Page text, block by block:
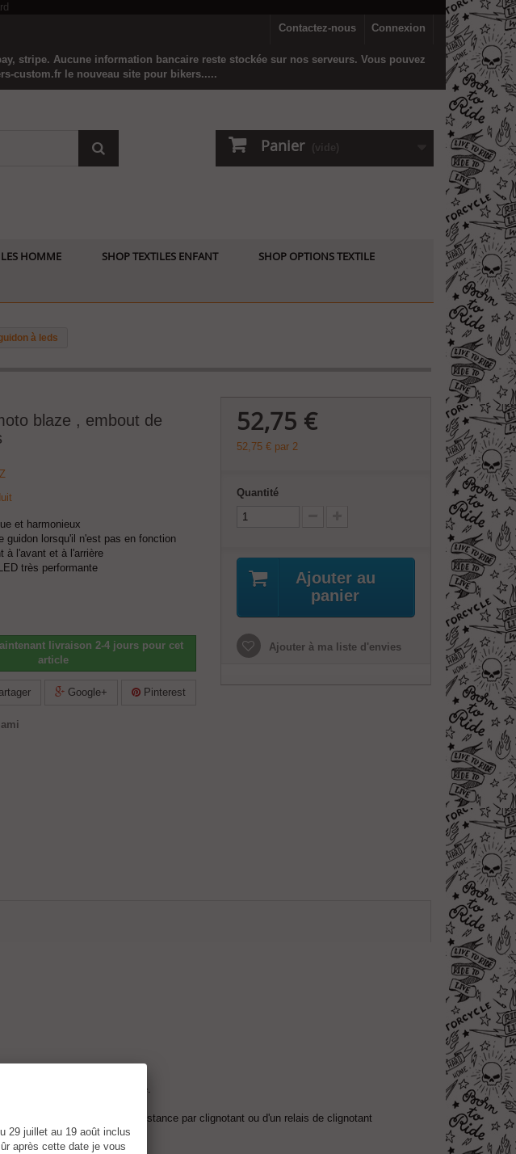
Connexion
Contactez-nous
stripe. Aucune information bancaire reste stockée sur nos serveurs. Vous pouvez
custom.fr le nouveau site pour bikers.....
Panier (vide)
HOMME SHOP TEXTILES ENFANT SHOP OPTIONS TEXTILE
à leds
blaze , embout de
et harmonieux
guidon lorsqu'il n'est pas en fonction
à l'avant et à l'arrière
très performante
livraison 2-4 jours pour cet
article
Google+ Pinterest
52,75 €
52,75 €par 2
Quantité
Ajouter au
panier
Ajouter à ma liste d'envies
une adaptation pas compliqué.
doute le montage d'une résistance par clignotant ou d'un relais de clignotant
clignotement correcte.
29 juillet au 19 août inclus
après cette date je vous